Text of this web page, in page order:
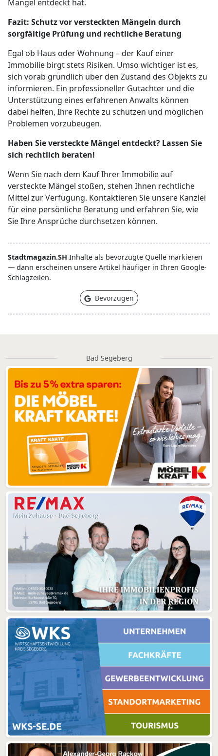
Mangel entdeckt hat.
Fazit: Schutz vor versteckten Mängeln durch
sorgfältige Prüfung und rechtliche Beratung
Egal ob Haus oder Wohnung – der Kauf einer
Immobilie birgt stets Risiken. Umso wichtiger ist es,
sich vorab gründlich über den Zustand des Objekts zu
informieren. Ein professioneller Gutachter und die
Unterstützung eines erfahrenen Anwalts können
dabei helfen, Ihre Rechte zu schützen und möglichen
Problemen vorzubeugen.
Haben Sie versteckte Mängel entdeckt? Lassen Sie
sich rechtlich beraten!
Wenn Sie nach dem Kauf Ihrer Immobilie auf
versteckte Mängel stoßen, stehen Ihnen rechtliche
Mittel zur Verfügung. Kontaktieren Sie unsere Kanzlei
für eine persönliche Beratung und erfahren Sie, wie
Sie Ihre Ansprüche durchsetzen können.
Stadtmagazin.SH Inhalte als bevorzugte Quelle markieren
— dann erscheinen unsere Artikel häufiger in Ihren Google-
Schlagzeilen.
Bevorzugen
Bad Segeberg